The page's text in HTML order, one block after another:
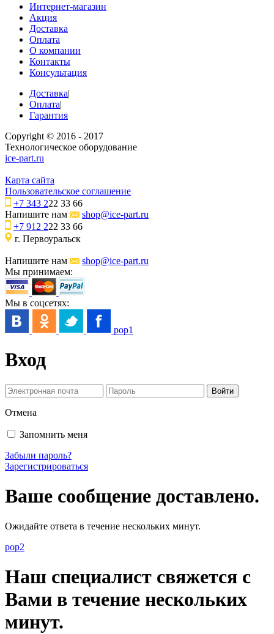
Интернет-магазин
Акция
Доставка
Оплата
О компании
Контакты
Консультация
Доставка|
Оплата|
Гарантия
Copyright © 2016 - 2017
Технологическое оборудование
ice-part.ru
Карта сайта
Пользовательское соглашение
+7 343 222 33 66
Напишите нам
shop@ice-part.ru
+7 912 222 33 66
г. Первоуральск
Напишите нам
shop@ice-part.ru
Мы принимаем:
Мы в соцсетях:
pop1
Вход
Отмена
Запомнить меня
Забыли пароль?
Зарегистрироваться
Ваше сообщение доставлено.
Ожидайте ответа в течение нескольких минут.
pop2
Наш специалист свяжется с
Вами в течение нескольких
минут.